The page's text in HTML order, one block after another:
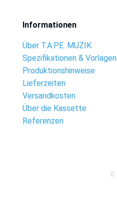
Informationen
Über T.A.P.E. MUZIK
Spezifikationen & Vorlagen
Produktionshinweise
Lieferzeiten
Versandkosten
Über die Kassette
Referenzen
